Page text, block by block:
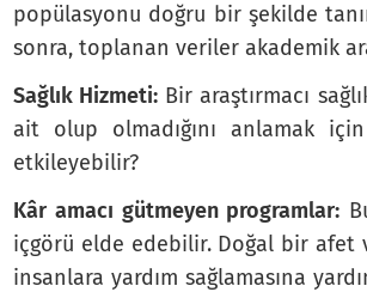
1500 dolar
1500 dolardan fazla
görüşünüzü nasıl tanımlarsınız?
popülasyonu doğru bir şekilde
sonra, toplanan veriler akademik
Sağlık Hizmeti: Bir araştırmacı
ait olup olmadığını anlamak
etkileyebilir?
Kâr amacı gütmeyen programlar:
içgörü elde edebilir. Doğal bir afet
insanlara yardım sağlamasına